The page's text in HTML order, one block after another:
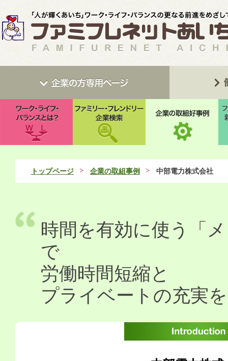
トップページ 企業の取組事例 中部電力株式会社
時間を有効に使う「
で
労働時間短縮と
プライベートの充実